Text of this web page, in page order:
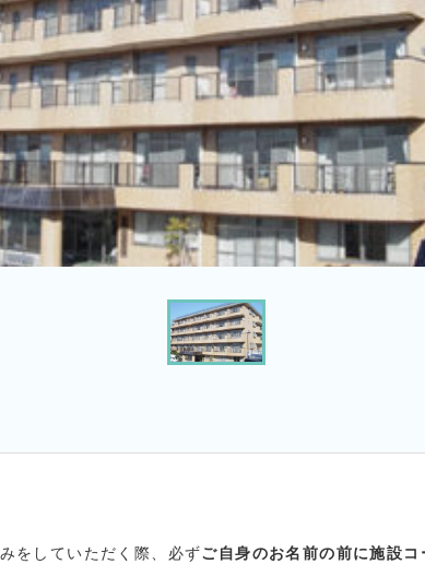
をしていただく際、必ずご自身のお名前の前に施設コ